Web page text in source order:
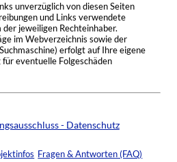
unverzüglich von diesen Seiten
und Links verwendete
jeweiligen Rechteinhaber.
im Webverzeichnis sowie der
erfolgt auf Ihre eigene
eventuelle Folgeschäden
- Datenschutz
Fragen & Antworten (FAQ)